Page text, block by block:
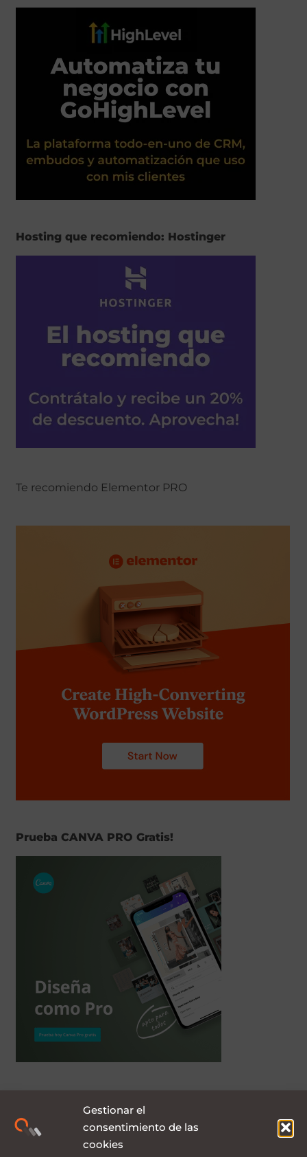
Gestionar el
consentimiento de las
cookies
Hosting que recomiendo: Hostinger
Te recomiendo Elementor PRO
Prueba CANVA PRO Gratis!
Compra las mejores plantillas